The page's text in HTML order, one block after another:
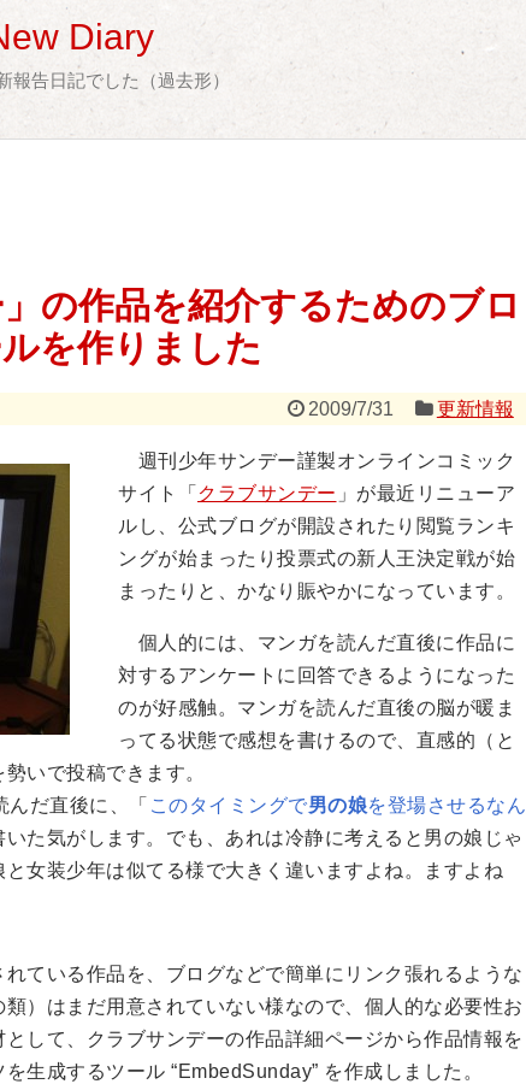
Diary
告日記でした（過去形）
」の作品を紹介するためのブロ
を作りました
2009/7/31 更新情報
週刊少年サンデー謹製オンラインコミック
サイト「 クラブサンデー 」が最近リニューア
ルし、公式ブログが開設されたり閲覧ランキ
ングが始まったり投票式の新人王決定戦が始
まったりと、かなり賑やかになっています。
個人的には、マンガを読んだ直後に作品に
対するアンケートに回答できるようになった
のが好感触。マンガを読んだ直後の脳が暖ま
ってる状態で感想を書けるので、直感的（と
いで投稿できます。
んだ直後に、「 このタイミングで男の娘を登場させるなん
いた気がします。でも、あれは冷静に考えると男の娘じゃ
と女装少年は似てる様で大きく違いますよね。ますよね
ている作品を、ブログなどで簡単にリンク張れるような
）はまだ用意されていない様なので、個人的な必要性お
して、クラブサンデーの作品詳細ページから作品情報を
生成するツール “EmbedSunday” を作成しました。